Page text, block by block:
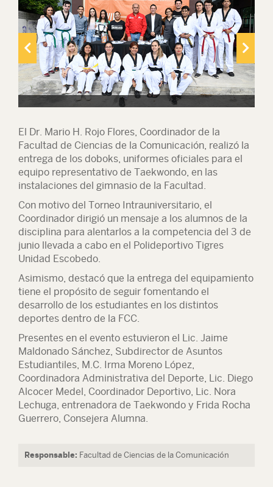
El Dr. Mario H. Rojo Flores, Coordinador de la
Facultad de Ciencias de la Comunicación, realizó la
entrega de los doboks, uniformes oficiales para el
equipo representativo de Taekwondo, en las
instalaciones del gimnasio de la Facultad.
Con motivo del Torneo Intrauniversitario, el
Coordinador dirigió un mensaje a los alumnos de la
disciplina para alentarlos a la competencia del 3 de
junio llevada a cabo en el Polideportivo Tigres
Unidad Escobedo.
Asimismo, destacó que la entrega del equipamiento
tiene el propósito de seguir fomentando el
desarrollo de los estudiantes en los distintos
deportes dentro de la FCC.
Presentes en el evento estuvieron el Lic. Jaime
Maldonado Sánchez, Subdirector de Asuntos
Estudiantiles, M.C. Irma Moreno López,
Coordinadora Administrativa del Deporte, Lic. Diego
Alcocer Medel, Coordinador Deportivo, Lic. Nora
Lechuga, entrenadora de Taekwondo y Frida Rocha
Guerrero, Consejera Alumna.
Responsable: Facultad de Ciencias de la Comunicación